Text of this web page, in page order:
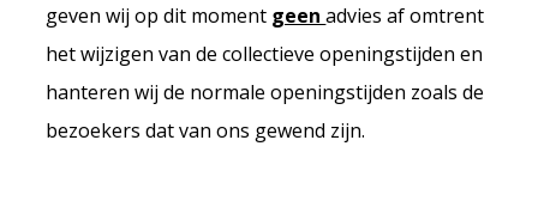
geven wij op dit moment geenadvies af omtrent
het wijzigen van de collectieve openingstijden en
hanteren wij de normale openingstijden zoals de
bezoekers dat van ons gewend zijn.